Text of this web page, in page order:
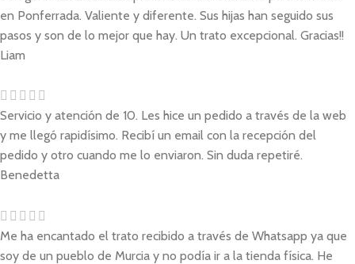
en Ponferrada. Valiente y diferente. Sus hijas han seguido sus
pasos y son de lo mejor que hay. Un trato excepcional. Gracias!!
Liam
Servicio y atención de 10. Les hice un pedido a través de la web
y me llegó rapidísimo. Recibí un email con la recepción del
pedido y otro cuando me lo enviaron. Sin duda repetiré.
Benedetta
Me ha encantado el trato recibido a través de Whatsapp ya que
soy de un pueblo de Murcia y no podía ir a la tienda física. He